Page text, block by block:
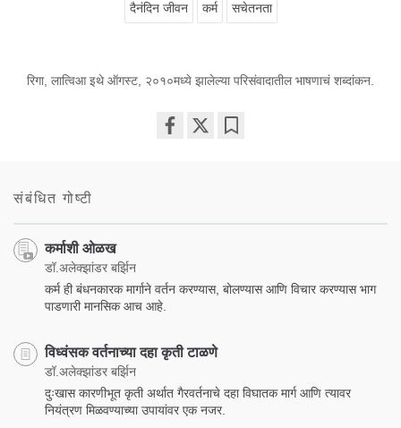
दैनंदिन जीवन कर्म सचेतनता
रिगा, लात्विआ इथे ऑगस्ट, २०१०मध्ये झालेल्या परिसंवादातील भाषणाचं शब्दांकन.
संबंधित गोष्टी
कर्माशी ओळख
डॉ.अलेक्झांडर बर्झिन
कर्म ही बंधनकारक मार्गाने वर्तन करण्यास, बोलण्यास आणि विचार करण्यास भाग
पाडणारी मानसिक आच आहे.
विध्वंसक वर्तनाच्या दहा कृती टाळणे
डॉ.अलेक्झांडर बर्झिन
दुःखास कारणीभूत कृती अर्थात गैरवर्तनाचे दहा विघातक मार्ग आणि त्यावर
नियंत्रण मिळवण्याच्या उपायांवर एक नजर.